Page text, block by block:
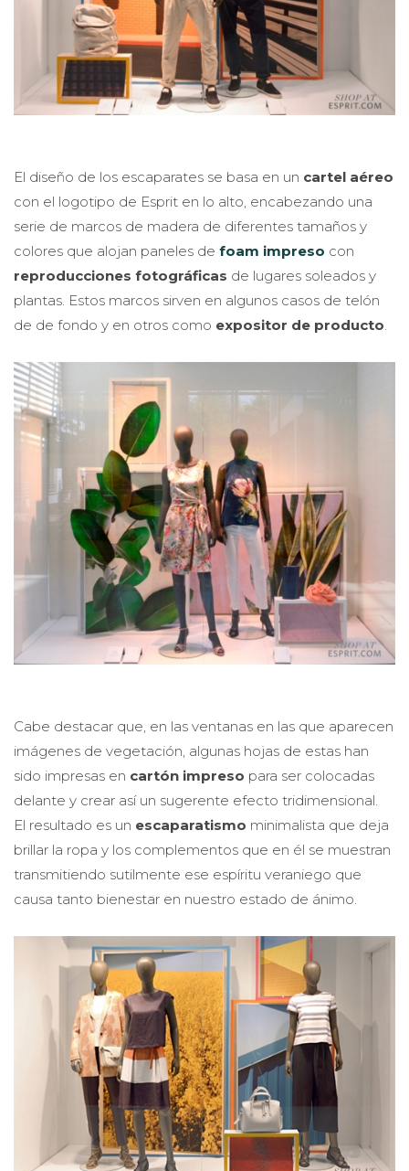
El diseño de los escaparates se basa en un cartel aéreo
con el logotipo de Esprit en lo alto, encabezando una
serie de marcos de madera de diferentes tamaños y
colores que alojan paneles de foam impreso con
reproducciones fotográficas de lugares soleados y
plantas. Estos marcos sirven en algunos casos de telón
de de fondo y en otros como expositor de producto.
Cabe destacar que, en las ventanas en las que aparecen
imágenes de vegetación, algunas hojas de estas han
sido impresas en cartón impreso para ser colocadas
delante y crear así un sugerente efecto tridimensional.
El resultado es un escaparatismo minimalista que deja
brillar la ropa y los complementos que en él se muestran
transmitiendo sutilmente ese espíritu veraniego que
causa tanto bienestar en nuestro estado de ánimo.